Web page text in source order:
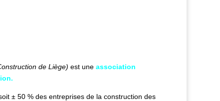
de Liège) est une association
± 50 % des entreprises de la construction des